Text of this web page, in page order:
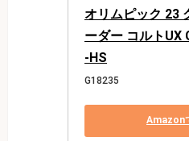
オリムピック 23
ーダー コルトUX
-HS
G18235
Amazon